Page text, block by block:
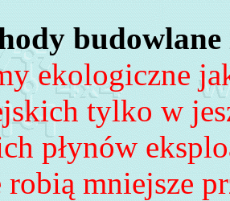
ekologiczne
tylko w
płynów
robią mniejsze